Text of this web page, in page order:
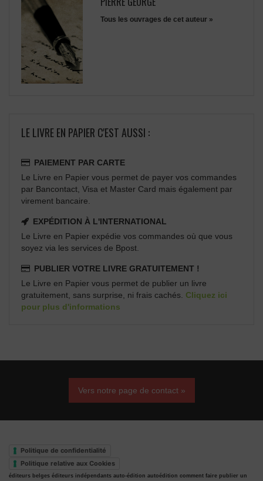
Tous les ouvrages de cet auteur »
LE LIVRE EN PAPIER C'EST AUSSI :
PAIEMENT PAR CARTE
Le Livre en Papier vous permet de payer vos commandes
par Bancontact, Visa et Master Card mais également par
virement bancaire.
EXPÉDITION À L'INTERNATIONAL
Le Livre en Papier expédie vos commandes où que vous
soyez via les services de Bpost.
PUBLIER VOTRE LIVRE GRATUITEMENT !
Le Livre en Papier vous permet de publier un livre
gratuitement, sans surprise, ni frais cachés. Cliquez ici
pour plus d'informations
Vers notre page de contact »
Politique de confidentialité
Politique relative aux Cookies
éditeurs belges éditeurs indépendants auto-édition autoédition comment faire publier un